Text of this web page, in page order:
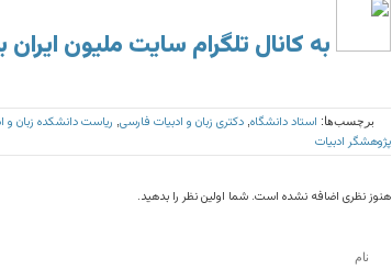
به کانال تلگرام سایت ملیون ایران
برچسب‌ها: استاد دانشگاه دکتری زبان و ادبیات فارسی ریاست دانشکده زبان و
پژوهشگر ادبیات
هنوز نظری اضافه نشده است. شما اولین نظر را بدهید.